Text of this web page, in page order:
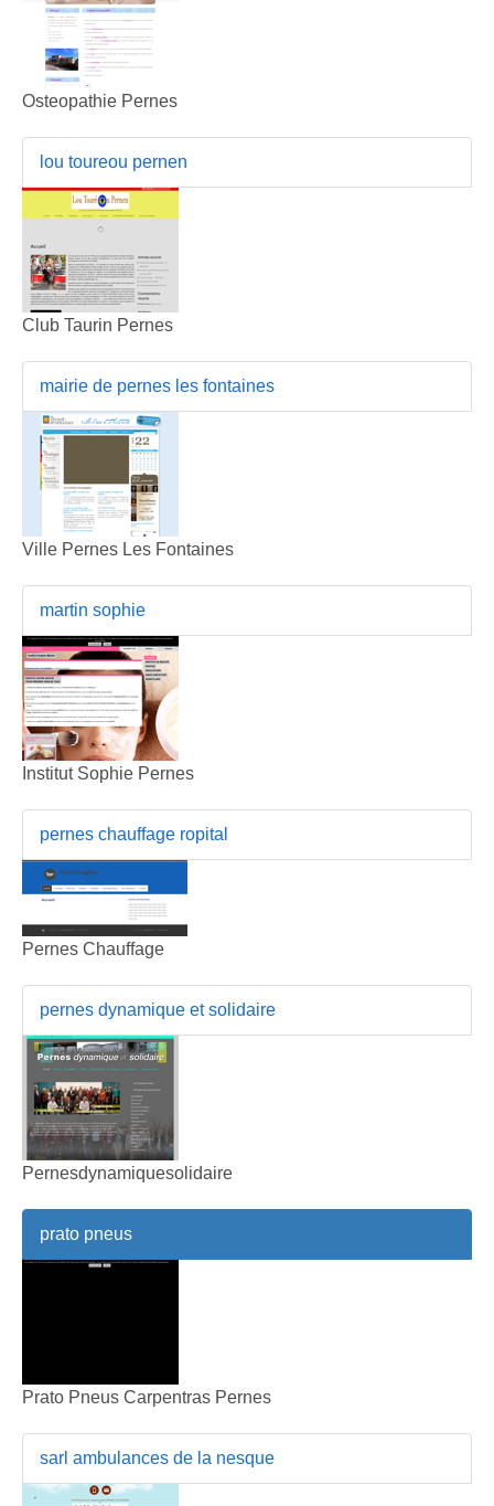
Osteopathie Pernes
lou toureou pernen
Club Taurin Pernes
mairie de pernes les fontaines
Ville Pernes Les Fontaines
martin sophie
Institut Sophie Pernes
pernes chauffage ropital
Pernes Chauffage
pernes dynamique et solidaire
Pernesdynamiquesolidaire
prato pneus
Prato Pneus Carpentras Pernes
sarl ambulances de la nesque